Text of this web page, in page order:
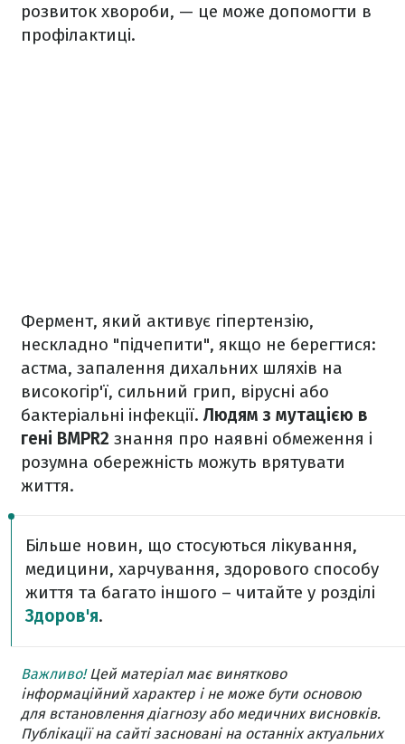
розвиток хвороби, — це може допомогти в
профілактиці.
Фермент, який активує гіпертензію,
нескладно "підчепити", якщо не берегтися:
астма, запалення дихальних шляхів на
високогір'ї, сильний грип, вірусні або
бактеріальні інфекції. Людям з мутацією в
гені BMPR2 знання про наявні обмеження і
розумна обережність можуть врятувати
життя.
Більше новин, що стосуються лікування,
медицини, харчування, здорового способу
життя та багато іншого – читайте у розділі
Здоров'я.
Важливо!Цей матеріал має винятково
інформаційний характер і не може бути основою
для встановлення діагнозу або медичних висновків.
Публікації на сайті засновані на останніх актуальних